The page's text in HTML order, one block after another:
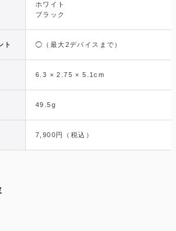
ホワイト
ブラック
ト ◯（最大2デバイスまで）
6.3 × 2.75 × 5.1cm
49.5g
7,900円（税込）